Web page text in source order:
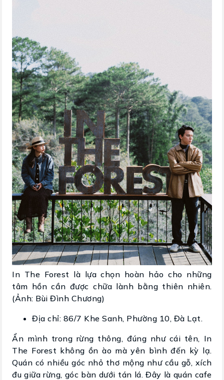
In The Forest là lựa chọn hoàn hảo cho những
tâm hồn cần được chữa lành bằng thiên nhiên.
(Ảnh: Bùi Đình Chương)
Địa chỉ: 86/7 Khe Sanh, Phường 10, Đà Lạt.
Ẩn mình trong rừng thông, đúng như cái tên, In
The Forest không ồn ào mà yên bình đến kỳ lạ.
Quán có nhiều góc nhỏ thơ mộng như cầu gỗ, xích
đu giữa rừng, góc bàn dưới tán lá. Đây là quán cafe